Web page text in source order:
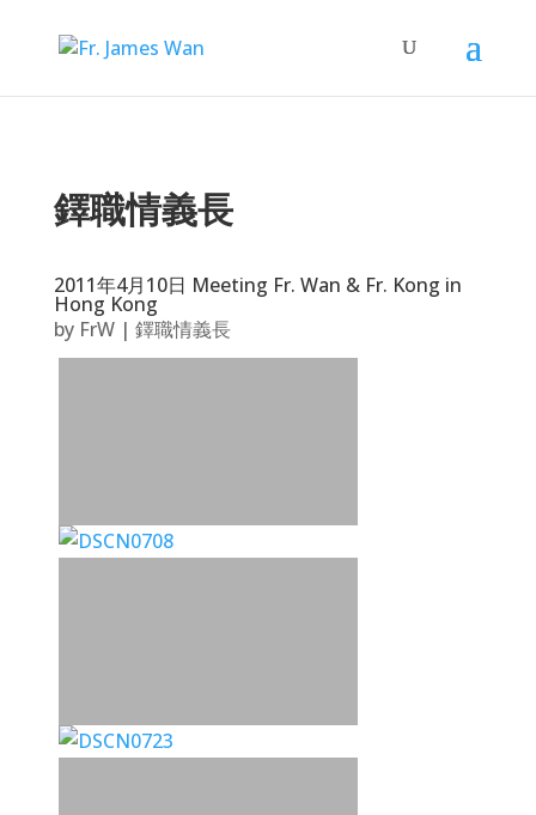
鐸職情義長
2011年4月10日 Meeting Fr. Wan & Fr. Kong in
Hong Kong
by FrW| 鐸職情義長